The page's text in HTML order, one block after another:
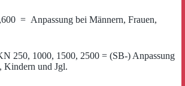
= Anpassung bei Männern, Frauen,
250, 1000, 1500, 2500 = (SB-) Anpassung
Kindern und Jgl.